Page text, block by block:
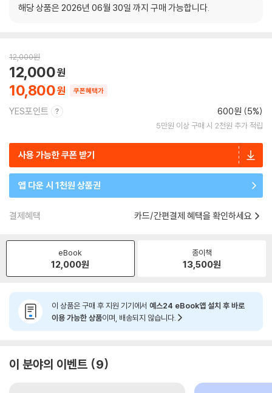
해당 상품은 2026년 06월 30일 까지 구매 가능합니다.
12,000원
10,800
12,000
쿠폰혜택가
YES포인트 600원 (5%)
5만원 이상 구매 시 2천원 추가 적립
사용 가능한 쿠폰 받기
앱 다운 시 1천원 상품권
결제혜택 카드/간편결제 혜택을 확인하세요
eBook
12,000원
종이책
13,500원
이 상품은 구매 후 지원 기기에서 예스24 eBook앱 설치 후 바로
이용 가능한 상품이며, 배송되지 않습니다.
이 분야의 이벤트 9